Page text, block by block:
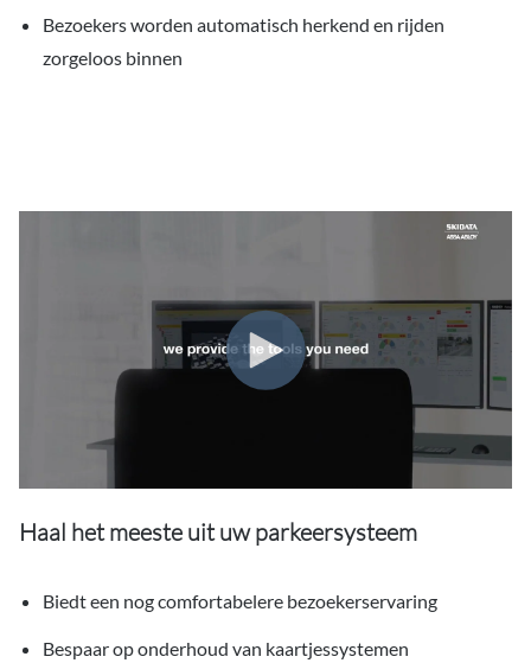
Bezoekers worden automatisch herkend en rijden
zorgeloos binnen
Haal het meeste uit uw parkeersysteem
Biedt een nog comfortabelere bezoekerservaring
Bespaar op onderhoud van kaartjessystemen